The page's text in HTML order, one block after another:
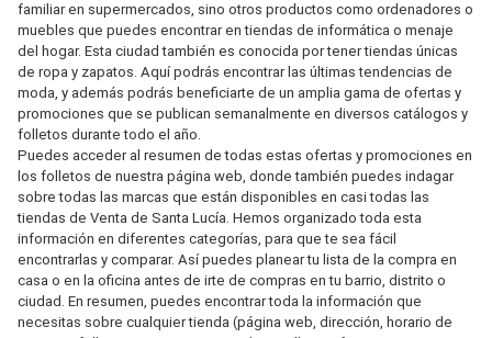
familiar en supermercados, sino otros productos como ordenadores o
muebles que puedes encontrar en tiendas de informática o menaje
del hogar. Esta ciudad también es conocida por tener tiendas únicas
de ropa y zapatos. Aquí podrás encontrar las últimas tendencias de
moda, y además podrás beneficiarte de un amplia gama de ofertas y
promociones que se publican semanalmente en diversos catálogos y
folletos durante todo el año.
Puedes acceder al resumen de todas estas ofertas y promociones en
los folletos de nuestra página web, donde también puedes indagar
sobre todas las marcas que están disponibles en casi todas las
tiendas de Venta de Santa Lucía. Hemos organizado toda esta
información en diferentes categorías, para que te sea fácil
encontrarlas y comparar. Así puedes planear tu lista de la compra en
casa o en la oficina antes de irte de compras en tu barrio, distrito o
ciudad. En resumen, puedes encontrar toda la información que
necesitas sobre cualquier tienda (página web, dirección, horario de